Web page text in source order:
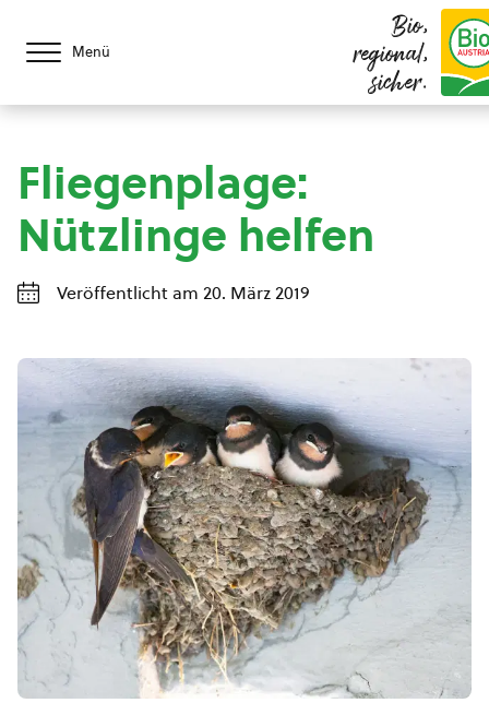
Menü
Bio,
regional,
sicher.
Fliegenplage:
Nützlinge helfen
Veröffentlicht am 20. März 2019